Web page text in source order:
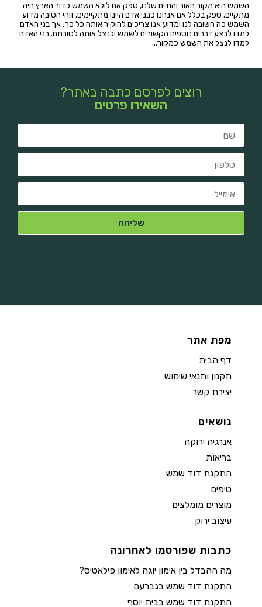
השמש היא מקור האור והחיים שלנו, ספק אם לולא השמש כדור הארץ היה
מתקיים. ספק בכלל אם אנחנו כבני אדם היינו מתקיימים. זוהי הסיבה מדוע
השמש כה חשובה לנו ומדוע אנו צריכים להוקיר אותה כל כך. אך בני האדם
למדו לבצע דברים נוספים הקשורים לשמש ולנצל אותה לטובתם. בני האדם
למדו לנצל את השמש כמקור...
רוצים לפרסם כתבה באתר?
השאירו פרטים
מפת אתר
דף הבית
תקנון ותנאי שימוש
יצירת קשר
נושאים
אנרגיה ירוקה
בריאות
התקנת דוד שמש
טיפים
מוצרים מומלצים
עיצוב ירוק
כתבות שפורסמו לאחרונה
מה ההבדל בין אימון יוגה לאימון פילאטיס?
התקנת דוד שמש בגברעם
התקנת דוד שמש בבית יוסף